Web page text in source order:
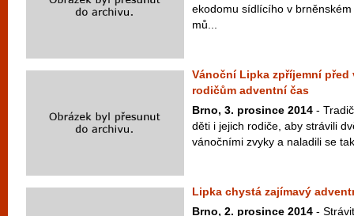
ekodomu sídlícího v
mů...
Vánoční Lipka zpříjemní před
rodičům adventní čas
Brno, 3. prosince 2014 -
děti i jejich rodiče, aby strávili
vánočními zvyky a naladili se
Lipka chystá zajímavý
Brno, 2. prosince 2014 -